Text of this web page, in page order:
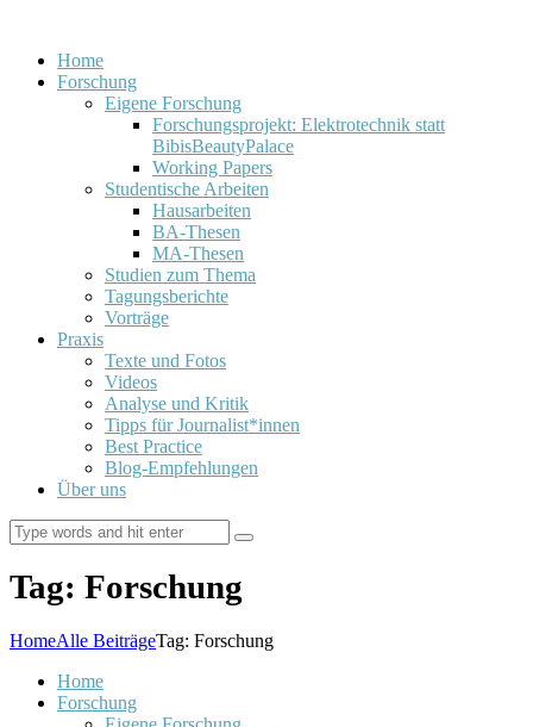
Home
Forschung
Eigene Forschung
Forschungsprojekt: Elektrotechnik statt
BibisBeautyPalace
Working Papers
Studentische Arbeiten
Hausarbeiten
BA-Thesen
MA-Thesen
Studien zum Thema
Tagungsberichte
Vorträge
Praxis
Texte und Fotos
Videos
Analyse und Kritik
Tipps für Journalist*innen
Best Practice
Blog-Empfehlungen
Über uns
Tag: Forschung
HomeAlle BeiträgeTag: Forschung
Home
Forschung